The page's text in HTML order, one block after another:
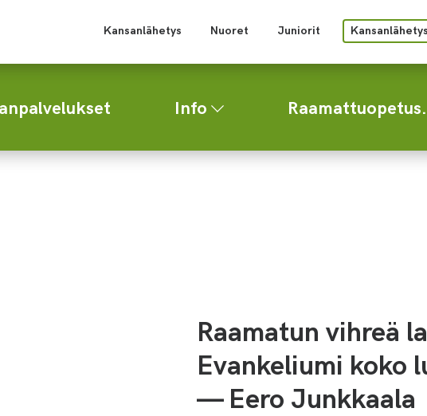
Kansanlähetys Nuoret Juniorit
Info
Raamatun vihreä
Evankeliumi koko
— Eero Junkkaala